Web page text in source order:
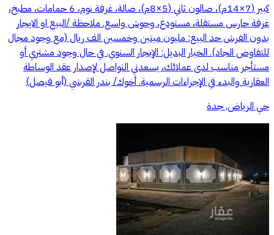
كبير (7×14م)، صالون ثاني (5×8م)، صالة، غرفة نوم، 6 حمامات، مطبخ،
غرفة حارس مستقلة، مستودع، وحوش واسع. ملاحظة /البيع او الايجار
بدون الفرش حد البيع: مليون ميتين وخمسين الف ريال (مع وجود مجال
للتفاوض الجاد). الخيار البديل: الإيجار السنوي. في حال وجود مشتري أو
مستأجر مناسب لدى عملائك، يسعدني التواصل لإصدار عقد الوساطة
العقارية والبدء في الإجراءات الرسمية. أخوك/ بندر القرشي (أبو فيصل)
حي الرياض, جدة